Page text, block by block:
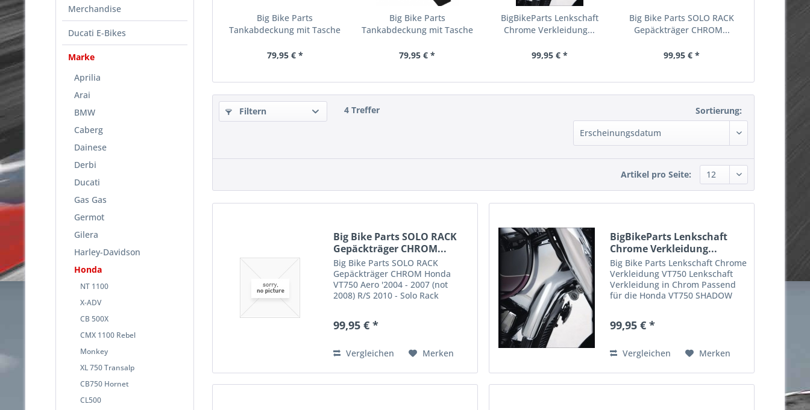
Merchandise
Ducati E-Bikes
Marke
Aprilia
Arai
BMW
Caberg
Dainese
Derbi
Ducati
Gas Gas
Germot
Gilera
Harley-Davidson
Honda
NT 1100
X-ADV
CB 500X
CMX 1100 Rebel
Monkey
XL 750 Transalp
CB750 Hornet
CL500
Big Bike Parts
Tankabdeckung mit Tasche
79,95 € *
Big Bike Parts
Tankabdeckung mit Tasche
79,95 € *
BigBikeParts Lenkschaft
Chrome Verkleidung...
99,95 € *
Big Bike Parts SOLO RACK
Gepäckträger CHROM...
99,95 € *
Filtern 4 Treffer Sortierung:
Artikel pro Seite:
Big Bike Parts SOLO RACK
Gepäckträger CHROM...
Big Bike Parts SOLO RACK
Gepäckträger CHROM Honda
VT750 Aero '2004 - 2007 (not
2008) R/S 2010 - Solo Rack
Artikelnummer: 53431
99,95 € *
Vergleichen Merken
BigBikeParts Lenkschaft
Chrome Verkleidung...
Big Bike Parts Lenkschaft Chrome
Verkleidung VT750 Lenkschaft
Verkleidung in Chrom Passend
für die Honda VT750 SHADOW
99,95 € *
Vergleichen Merken